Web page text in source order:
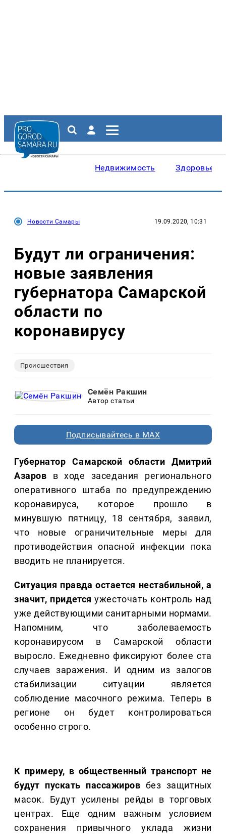
Недвижимость Здоровье
Новости Самары 19.09.2020, 10:31
Будут ли ограничения:
новые заявления
губернатора Самарской
области по
коронавирусу
Происшествия
Семён Ракшин
Автор статьи
Подписывайтесь в MAX
Губернатор Самарской области Дмитрий
Азаров в ходе заседания регионального
оперативного штаба по предупреждению
коронавируса, которое прошло в
минувшую пятницу, 18 сентября, заявил,
что новые ограничительные меры для
противодействия опасной инфекции пока
вводить не планируется.
Ситуация правда остается нестабильной, а
значит, придется ужесточать контроль над
уже действующими санитарными нормами.
Напомним, что заболеваемость
коронавирусом в Самарской области
выросло. Ежедневно фиксируют более ста
случаев заражения. И одним из залогов
стабилизации ситуации является
соблюдение масочного режима. Теперь в
регионе он будет контролироваться
особенно строго.
К примеру, в общественный транспорт не
будут пускать пассажиров без защитных
масок. Будут усилены рейды в торговых
центрах. Еще одним важным условием
сохранения привычного уклада жизни